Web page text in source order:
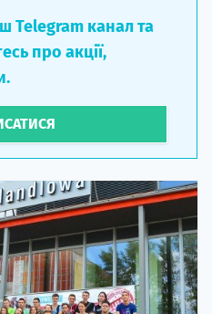
Telegram канал та
про акції,